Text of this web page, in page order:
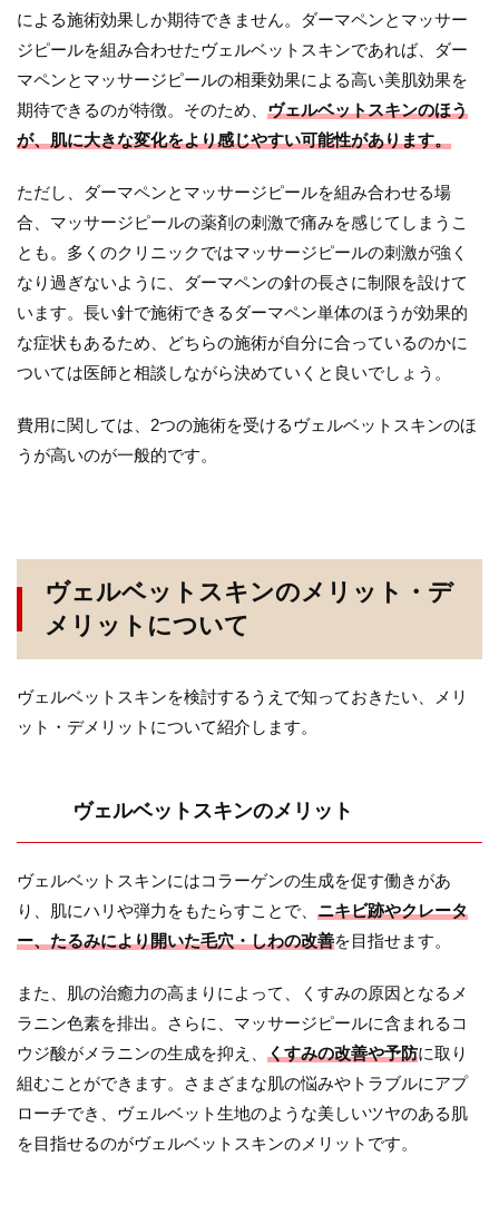
による施術効果しか期待できません。ダーマペンとマッサー
ジピールを組み合わせたヴェルベットスキンであれば、ダー
マペンとマッサージピールの相乗効果による高い美肌効果を
期待できるのが特徴。そのため、 ヴェルベットスキンのほう
が、肌に大きな変化をより感じやすい可能性があります。
ただし、ダーマペンとマッサージピールを組み合わせる場
合、マッサージピールの薬剤の刺激で痛みを感じてしまうこ
とも。多くのクリニックではマッサージピールの刺激が強く
なり過ぎないように、ダーマペンの針の長さに制限を設けて
います。長い針で施術できるダーマペン単体のほうが効果的
な症状もあるため、どちらの施術が自分に合っているのかに
ついては医師と相談しながら決めていくと良いでしょう。
費用に関しては、2つの施術を受けるヴェルベットスキンのほ
うが高いのが一般的です。
ヴェルベットスキンのメリット・デ
メリットについて
ヴェルベットスキンを検討するうえで知っておきたい、メリ
ット・デメリットについて紹介します。
ヴェルベットスキンのメリット
ヴェルベットスキンにはコラーゲンの生成を促す働きがあ
り、肌にハリや弾力をもたらすことで、 ニキビ跡やクレータ
ー、たるみにより開いた毛穴・しわの改善を目指せます。
また、肌の治癒力の高まりによって、くすみの原因となるメ
ラニン色素を排出。さらに、マッサージピールに含まれるコ
ウジ酸がメラニンの生成を抑え、 くすみの改善や予防に取り
組むことができます。さまざまな肌の悩みやトラブルにアプ
ローチでき、ヴェルベット生地のような美しいツヤのある肌
を目指せるのがヴェルベットスキンのメリットです。